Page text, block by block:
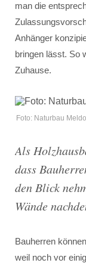
man die
Anhänger
bringen lässt. So
Zuhause.
Foto: Naturbau
Als
dass
den Blick
Wände
Bauherren
weil noch vor